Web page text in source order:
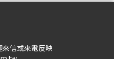
信或來電反映